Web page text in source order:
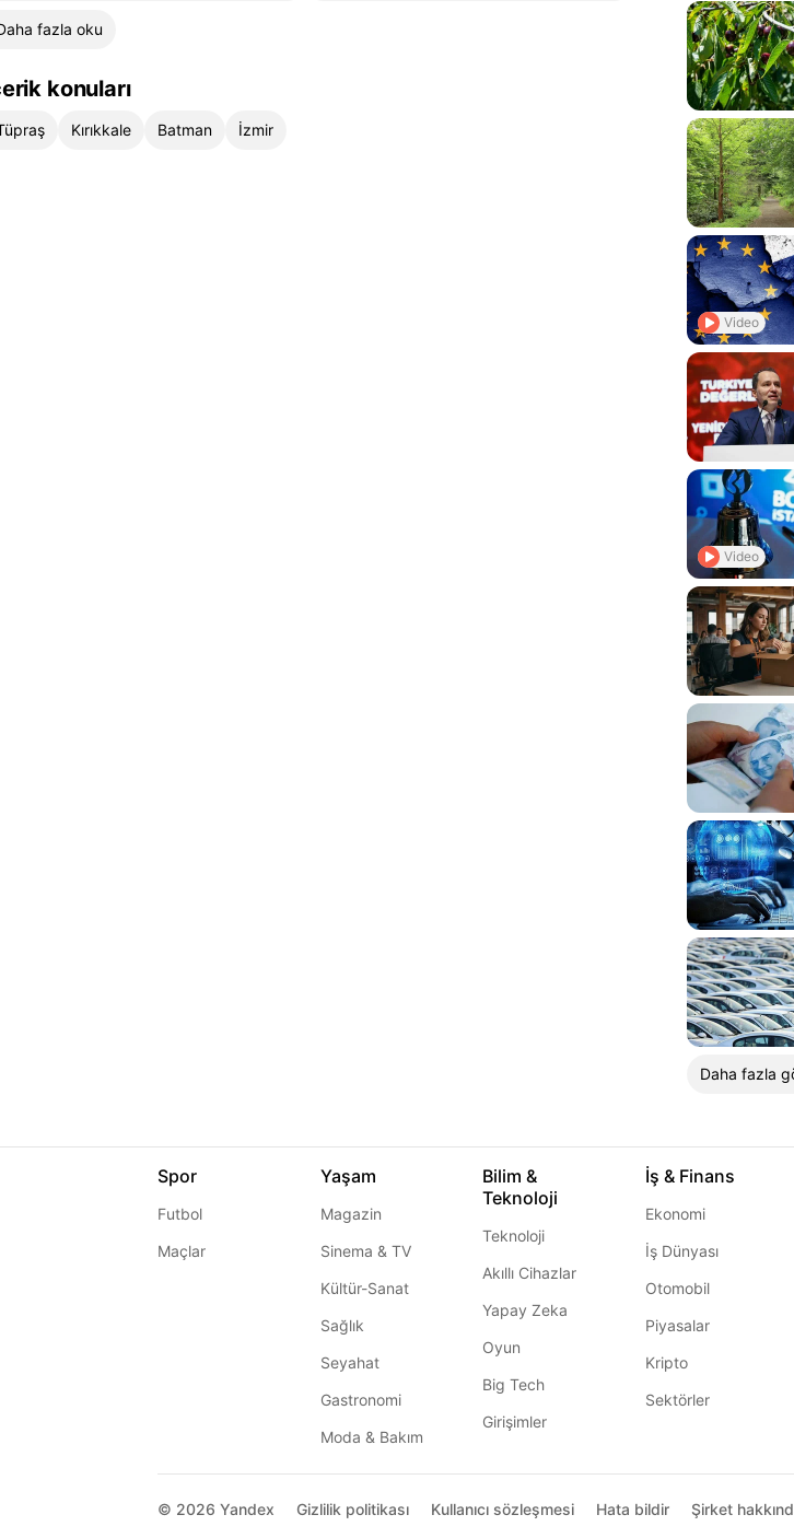
fazla oku
konuları
Kırıkkale Batman İzmir
Video
Video
Daha fazla
Spor
Futbol
Maçlar
Yaşam
Magazin
Sinema & TV
Kültür-Sanat
Sağlık
Seyahat
Gastronomi
Moda & Bakım
Bilim &
Teknoloji
Teknoloji
Akıllı Cihazlar
Yapay Zeka
Oyun
Big Tech
Girişimler
İş & Finans
Ekonomi
İş Dünyası
Otomobil
Piyasalar
Kripto
Sektörler
© 2026 Yandex Gizlilik politikası Kullanıcı sözleşmesi Hata bildir Şirket